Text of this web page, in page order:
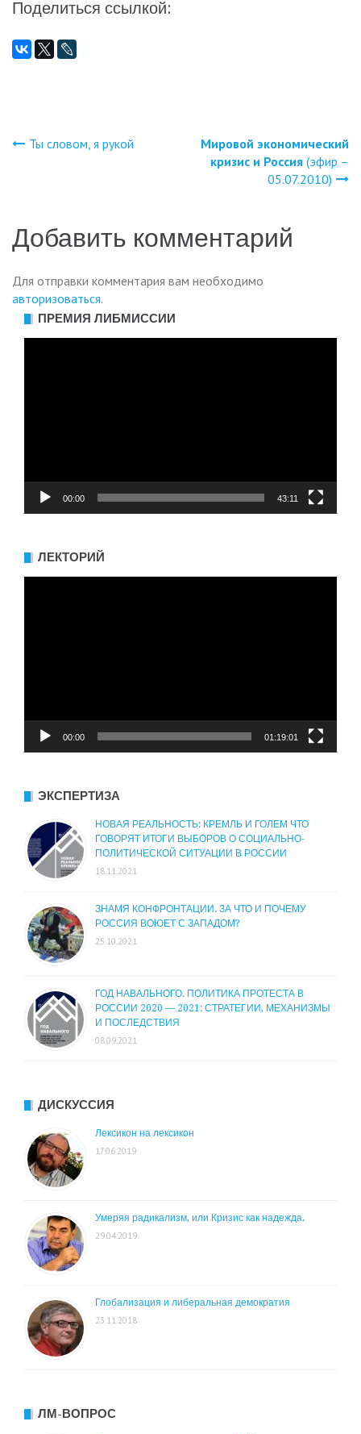
Поделиться ссылкой:
Навигация
записям
Ты словом, я рукой
Мировой экономический
кризис и Россия (эфир –
05.07.2010)
Добавить комментарий
Для отправки комментария вам необходимо
авторизоваться.
ПРЕМИЯ ЛИБМИССИИ
00:00 43:11
ЛЕКТОРИЙ
00:00 01:19:01
ЭКСПЕРТИЗА
НОВАЯ РЕАЛЬНОСТЬ: КРЕМЛЬ И ГОЛЕМ ЧТО
ГОВОРЯТ ИТОГИ ВЫБОРОВ О СОЦИАЛЬНО-
ПОЛИТИЧЕСКОЙ СИТУАЦИИ В РОССИИ
18.11.2021
ЗНАМЯ КОНФРОНТАЦИИ. ЗА ЧТО И ПОЧЕМУ
РОССИЯ ВОЮЕТ С ЗАПАДОМ?
25.10.2021
ГОД НАВАЛЬНОГО. ПОЛИТИКА ПРОТЕСТА В
РОССИИ 2020 — 2021: СТРАТЕГИИ, МЕХАНИЗМЫ
И ПОСЛЕДСТВИЯ
08.09.2021
ДИСКУССИЯ
Лексикон на лексикон
17.06.2019
Умеряя радикализм, или Кризис как надежда.
29.04.2019
Глобализация и либеральная демократия
23.11.2018
ЛМ-ВОПРОС